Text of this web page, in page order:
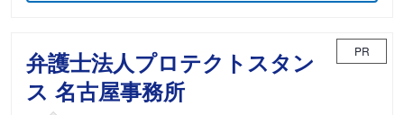
弁護士法人プロテクトスタン
ス 名古屋事務所
PR